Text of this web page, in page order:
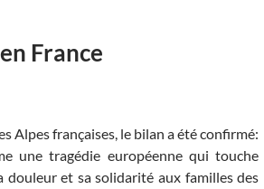
France
Alpes françaises, le bilan a été confirmé:
une tragédie européenne qui touche
douleur et sa solidarité aux familles des